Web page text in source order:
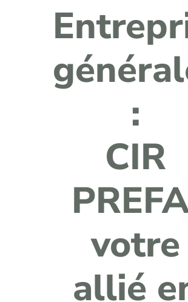
:
CIR
votre
allié